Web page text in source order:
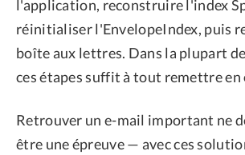
l'application, reconstruire l'index
réinitialiser l'EnvelopeIndex, puis
boîte aux lettres. Dans la plupart
ces étapes suffit à tout remettre en
Retrouver un e-mail important ne
être une épreuve — avec ces